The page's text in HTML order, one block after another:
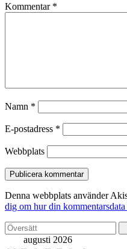
Kommentar *
Namn *
E-postadress *
Webbplats
Denna webbplats använder
dig om hur din kommentarsdata
augusti 2026